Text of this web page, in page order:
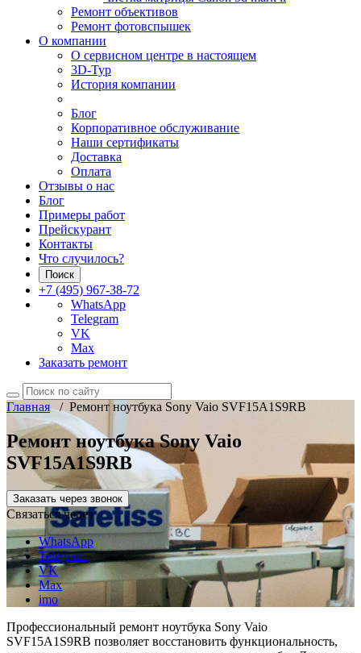
Ремонт объективов
Ремонт фотовспышек
О компании
О сервисном центре в настоящем
3D-Тур
История компании
Блог
Корпоративное обслуживание
Наши сертификаты
Доставка
Оплата
Отзывы о нас
Блог
Примеры работ
Прейскурант
Контакты
Что случилось?
Поиск
+7 (495) 967-38-72
WhatsApp
Telegram
VK
Max
Заказать ремонт
Главная/ Ремонт ноутбука Sony Vaio SVF15A1S9RB
Ремонт ноутбука Sony Vaio
SVF15A1S9RB
Заказать через звонок
Связаться через
WhatsApp
Telegram
VK
Max
imo
Профессиональный ремонт ноутбука Sony Vaio
SVF15A1S9RB позволяет восстановить функциональность,